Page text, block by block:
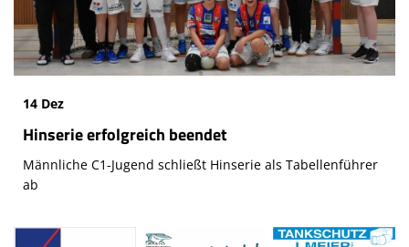
14 Dez
Hinserie erfolgreich beendet
Männliche C1-Jugend schließt Hinserie als Tabellenführer
ab